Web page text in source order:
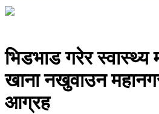
भिडभाड गरेर स्वास्थ्य
खाना नखुवाउन
आग्रह